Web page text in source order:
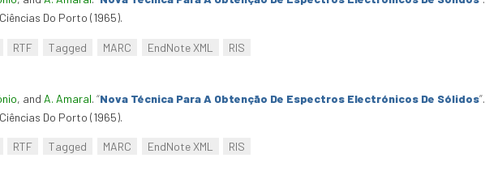
Do Porto (1965).
RTF Tagged MARC EndNote XML RIS
, and A. Amaral. “Nova Técnica Para A Obtenção De Espectros Electrónicos De Sólidos”.
Do Porto (1965).
RTF Tagged MARC EndNote XML RIS